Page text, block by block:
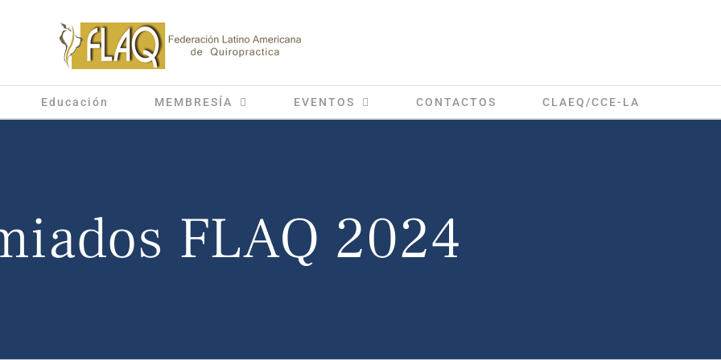
Educación MEMBRESÍA EVENTOS CONTACTOS CLAEQ/CCE-LA
FLAQ 2024